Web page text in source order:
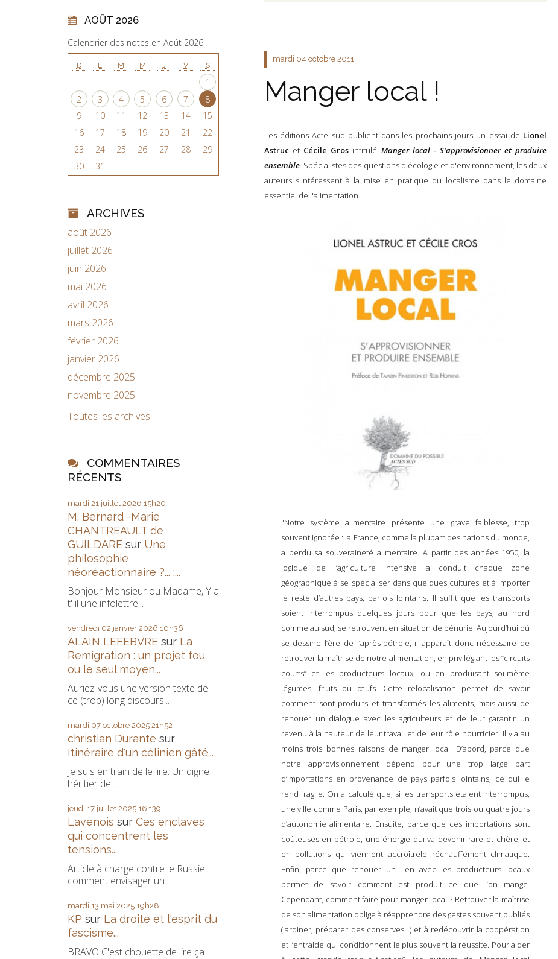
AOÛT 2026
Calendrier des notes en Août 2026
D L M M J V S
1
2
3 4 5 6 7
8
9
10 11 12 13 14
15
16
17 18 19 20 21
22
23
24 25 26 27 28
29
30
31
ARCHIVES
août 2026
juillet 2026
juin 2026
mai 2026
avril 2026
mars 2026
février 2026
janvier 2026
décembre 2025
novembre 2025
Toutes les archives
COMMENTAIRES
RÉCENTS
mardi 21 juillet 2026 15h20
M. Bernard -Marie
CHANTREAULT de
GUILDARE sur Une
philosophie
néoréactionnaire ?... :...
Bonjour Monsieur ou Madame, Y a
t' il une infolettre...
vendredi 02 janvier 2026 10h36
ALAIN LEFEBVRE sur La
Remigration : un projet fou
ou le seul moyen...
Auriez-vous une version texte de
ce (trop) long discours...
mardi 07 octobre 2025 21h52
christian Durante sur
Itinéraire d'un célinien gâté...
Je suis en train de le lire. Un digne
héritier de...
jeudi 17 juillet 2025 16h39
Lavenois sur Ces enclaves
qui concentrent les
tensions...
Article à charge contre le Russie
comment envisager un...
mardi 13 mai 2025 19h28
KP sur La droite et l'esprit du
fascisme...
BRAVO C'est chouette de lire ça.
mardi 04 octobre 2011
Manger local !
Les éditions Acte sud publient dans les prochains jours un essai de Lionel
Astruc et Cécile Gros intitulé Manger local - S'approvisionner et produire
ensemble. Spécialistes des questions d'écologie et d'environnement, les deux
auteurs s'intéressent à la mise en pratique du localisme dans le domaine
essentiel de l'alimentation.
"Notre système alimentaire présente une grave faiblesse, trop
souvent ignorée : la France, comme la plupart des nations du monde,
a perdu sa souveraineté alimentaire. A partir des années 1950, la
logique de l’agriculture intensive a conduit chaque zone
géographique à se spécialiser dans quelques cultures et à importer
le reste d’autres pays, parfois lointains. Il suffit que les transports
soient interrompus quelques jours pour que les pays, au nord
comme au sud, se retrouvent en situation de pénurie. Aujourd’hui où
se dessine l’ère de l’après-pétrole, il apparaît donc nécessaire de
retrouver la maîtrise de notre alimentation, en privilégiant les “circuits
courts” et les producteurs locaux, ou en produisant soi-même
légumes, fruits ou œufs. Cette relocalisation permet de savoir
comment sont produits et transformés les aliments, mais aussi de
renouer un dialogue avec les agriculteurs et de leur garantir un
revenu à la hauteur de leur travail et de leur rôle nourricier. Il y a au
moins trois bonnes raisons de manger local. D’abord, parce que
notre approvisionnement dépend pour une trop large part
d’importations en provenance de pays parfois lointains, ce qui le
rend fragile. On a calculé que, si les transports étaient interrompus,
une ville comme Paris, par exemple, n’avait que trois ou quatre jours
d’autonomie alimentaire. Ensuite, parce que ces importations sont
coûteuses en pétrole, une énergie qui va devenir rare et chère, et
en pollutions qui viennent accroîtrele réchauffement climatique.
Enfin, parce que renouer un lien avec les producteurs locaux
permet de savoir comment est produit ce que l’on mange.
Cependant, comment faire pour manger local ? Retrouver la maîtrise
de son alimentation oblige à réapprendre des gestes souvent oubliés
(jardiner, préparer des conserves…) et à redécouvrir la coopération
et l’entraide qui conditionnent le plus souvent la réussite. Pour aider